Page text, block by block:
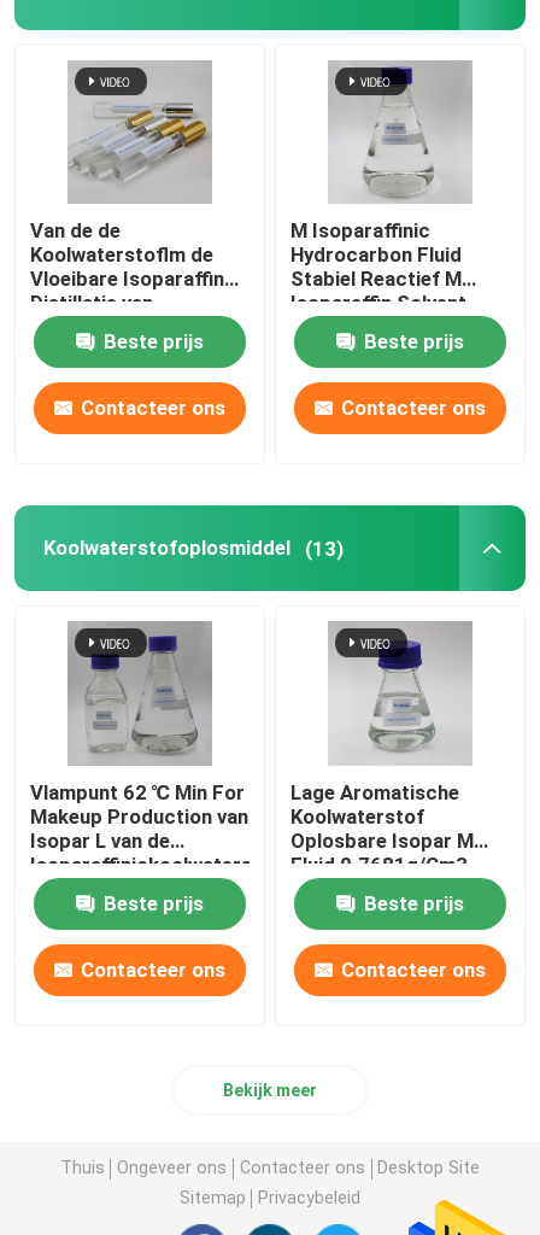
Van de de
Koolwaterstoflm de
Vloeibare Isoparaffin
Distillatie van
Isoparisoparaffinic
Waaier 160-180°C
Beste prijs
Contacteer ons
M Isoparaffinic
Hydrocarbon Fluid
Stabiel Reactief M
Isoparaffin Solvent
Beste prijs
Contacteer ons
Koolwaterstofoplosmiddel (13)
Vlampunt 62 ℃ Min For
Makeup Production van
Isopar L van de
Isoparaffinickoolwaterstof
Oplosbaar Vloeibaar
Beste prijs
Contacteer ons
Lage Aromatische
Koolwaterstof
Oplosbare Isopar M
Fluid 0.7681g/Cm3
voor Persoonlijke
verzorging in Rusland
Beste prijs
Contacteer ons
Bekijk meer
Thuis Ongeveer ons Contacteer ons
Desktop Site
Sitemap
Privacybeleid